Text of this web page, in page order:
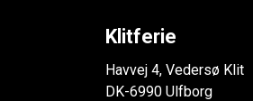
Klitferie
Havvej 4, Vedersø Klit
DK-6990 Ulfborg